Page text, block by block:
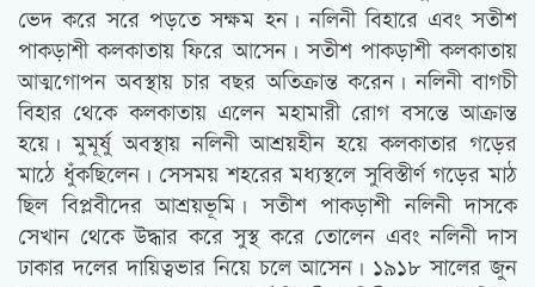
ভেদ করে সরে পড়তে সক্ষম হন। নলিনী বিহারে এবং সতীশ
পাকড়াশী কলকাতায় ফিরে আসেন। সতীশ পাকড়াশী কলকাতায়
আত্মগোপন অবস্থায় চার বছর অতিক্রান্ত করেন। নলিনী বাগচী
বিহার থেকে কলকাতায় এলেন মহামারী রোগ বসন্তে আক্রান্ত
হয়ে। মুমূর্ষু অবস্থায় নলিনী আশ্রয়হীন হয়ে কলকাতার গড়ের
মাঠে ধুঁকছিলেন। সেসময় শহরের মধ্যস্থলে সুবিস্তীর্ণ গড়ের মাঠ
ছিল বিপ্লবীদের আশ্রয়ভূমি। সতীশ পাকড়াশী নলিনী দাসকে
সেখান থেকে উদ্ধার করে সুস্থ করে তোলেন এবং নলিনী দাস
ঢাকার দলের দায়িত্বভার নিয়ে চলে আসেন। ১৯১৮ সালের জুন